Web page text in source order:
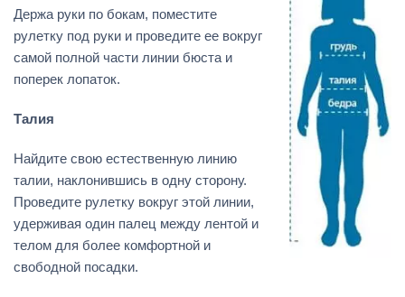
Держа руки по бокам, поместите
рулетку под руки и проведите ее вокруг
самой полной части линии бюста и
поперек лопаток.
Талия
Найдите свою естественную линию
талии, наклонившись в одну сторону.
Проведите рулетку вокруг этой линии,
удерживая один палец между лентой и
телом для более комфортной и
свободной посадки.